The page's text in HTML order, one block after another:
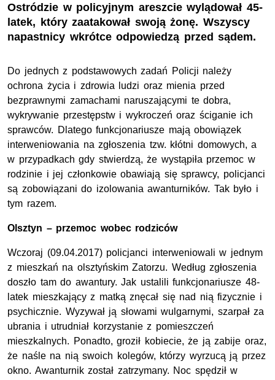
Ostródzie w policyjnym areszcie wylądował 45-
latek, który zaatakował swoją żonę. Wszyscy
napastnicy wkrótce odpowiedzą przed sądem.
Do jednych z podstawowych zadań Policji należy
ochrona życia i zdrowia ludzi oraz mienia przed
bezprawnymi zamachami naruszającymi te dobra,
wykrywanie przestępstw i wykroczeń oraz ściganie ich
sprawców. Dlatego funkcjonariusze mają obowiązek
interweniowania na zgłoszenia tzw. kłótni domowych, a
w przypadkach gdy stwierdzą, że wystąpiła przemoc w
rodzinie i jej członkowie obawiają się sprawcy, policjanci
są zobowiązani do izolowania awanturników. Tak było i
tym razem.
Olsztyn – przemoc wobec rodziców
Wczoraj (09.04.2017) policjanci interweniowali w jednym
z mieszkań na olsztyńskim Zatorzu. Według zgłoszenia
doszło tam do awantury. Jak ustalili funkcjonariusze 48-
latek mieszkający z matką znęcał się nad nią fizycznie i
psychicznie. Wyzywał ją słowami wulgarnymi, szarpał za
ubrania i utrudniał korzystanie z pomieszczeń
mieszkalnych. Ponadto, groził kobiecie, że ją zabije oraz,
że naśle na nią swoich kolegów, którzy wyrzucą ją przez
okno. Awanturnik został zatrzymany. Noc spędził w